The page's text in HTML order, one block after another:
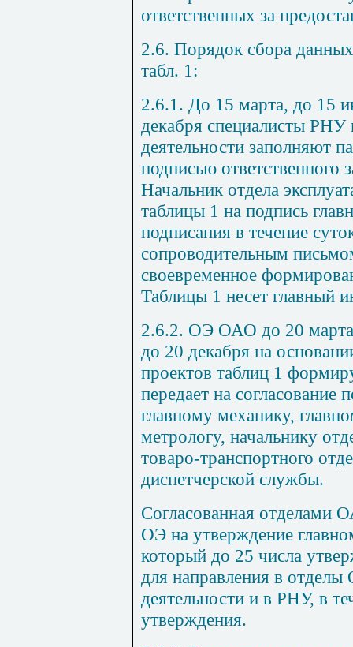
ответственных за
2.6. Порядок сбора
табл. 1 :
2.6.1. До 15 марта, до 15
декабря специалисты РНУ
деятельности заполняют
подписью ответственного
Начальник отдела
таблицы 1 на подпись
подписания в течение
сопроводительным
своевременное
Таблицы 1 несет главный
2.6.2. ОЭ ОАО до 20
до 20 декабря на
проектов таблиц 1
передает на согласование
главному механику,
метрологу, начальнику
товаро-транспортного
диспетчерской службы.
Согласованная отделами
ОЭ на утверждение
который до 25 числа
для направления в
деятельности и в РНУ, в
утверждения.